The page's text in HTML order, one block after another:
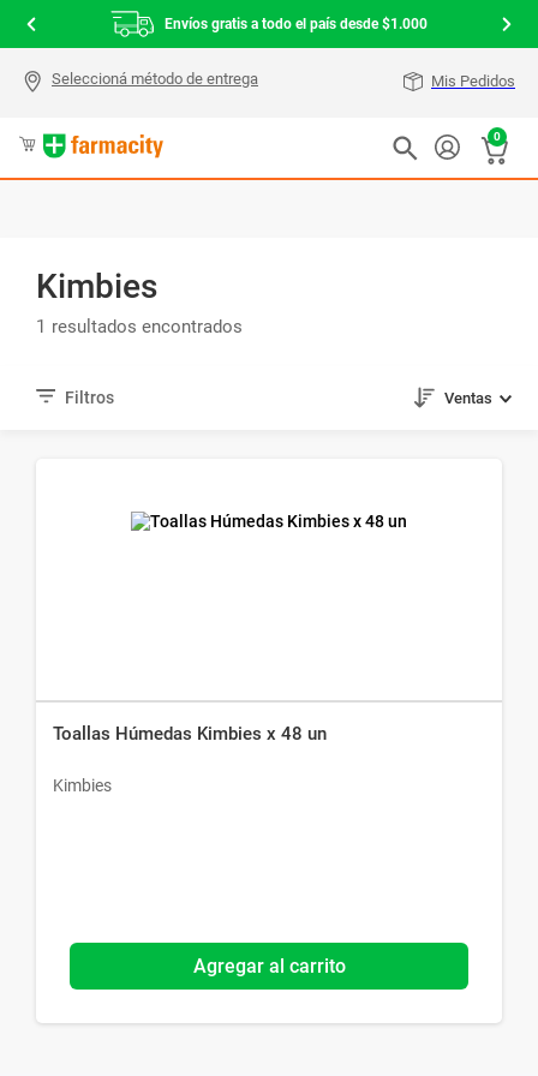
Envíos gratis a todo el país desde $1.000
Mis Pedidos
0
Kimbies
1
Ventas
Toallas Húmedas Kimbies x 48 un
Kimbies
Agregar al carrito